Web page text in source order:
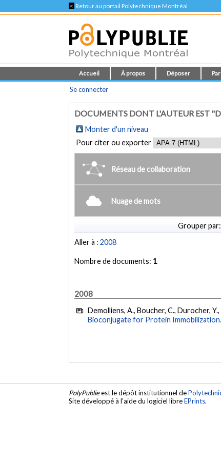
< Retour au portail Polytechnique Montréal
Accueil À propos Déposer
Se connecter
DOCUMENTS DONT L'AUTEUR EST
Monter d'un niveau
Pour citer ou exporter
Réseau de collaboration
Nuage de mots
Grouper par:
Aller à :2008
Nombre de documents: 1
2008
Demolliens, A., Boucher, C., Durocher,
Bioconjugate for Protein Immobilization.
PolyPublieest le dépôt institutionnel de
Site développé à l'aide du logiciel libreEPrints.